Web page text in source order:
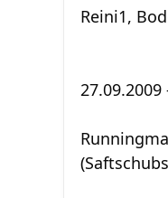
Reini1,
27.09.2009